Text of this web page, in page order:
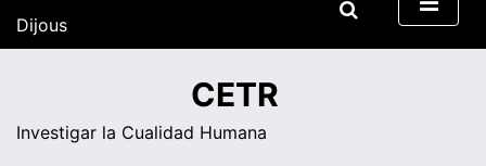
Dijous
CETR
Investigar la Cualidad Humana